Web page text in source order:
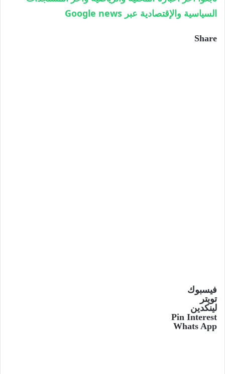
السياسية والإقتصادية عبر Google news
Share
فيسبوك
تويتر
لينكدين
Pin Interest
Whats App